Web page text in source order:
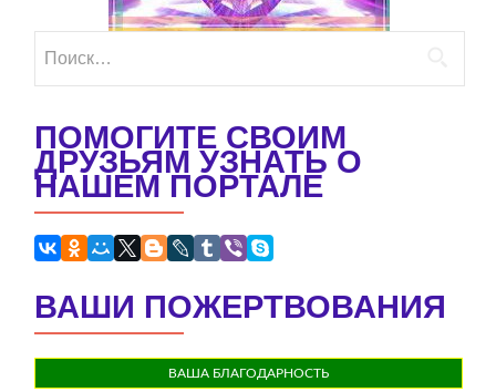
ПОМОГИТЕ СВОИМ
ДРУЗЬЯМ УЗНАТЬ О
НАШЕМ ПОРТАЛЕ
ВАШИ ПОЖЕРТВОВАНИЯ
ВАША БЛАГОДАРНОСТЬ